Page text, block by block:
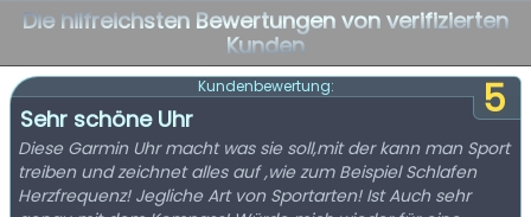
Die hilfreichsten Bewertungen von verifizierten
Kunden
5
Kundenbewertung:
Sehr schöne Uhr
Diese Garmin Uhr macht was sie soll,mit der kann man Sport
treiben und zeichnet alles auf ,wie zum Beispiel Schlafen
Herzfrequenz! Jegliche Art von Sportarten! Ist Auch sehr